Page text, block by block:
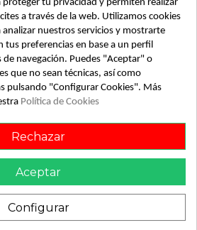
para seat ibiza (6j5) 1.6 tdi | 0.08
OEM IAM 03L906461
origen
proteger tu privacidad y permiten realizar
a través de la web. Utilizamos cookies
nuestros servicios y mostrarte
tus preferencias en base a un perfil
navegación. Puedes "Aceptar" o
que no sean técnicas, así como
pulsando "Configurar Cookies". Más
Política de Cookies
Rechazar
Aceptar
Configurar